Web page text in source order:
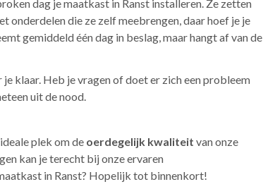
dag je maatkast in Ranst installeren. Ze zetten
onderdelen die ze zelf meebrengen, daar hoef je je
gemiddeld één dag in beslag, maar hangt af van de
klaar. Heb je vragen of doet er zich een probleem
uit de nood.
plek om de oerdegelijk kwaliteit van onze
kan je terecht bij onze ervaren
in Ranst? Hopelijk tot binnenkort!